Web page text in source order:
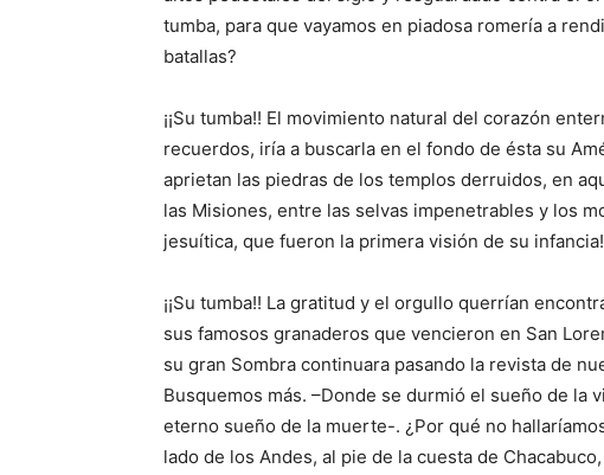
tumba, para que vayamos en piadosa romería a
batallas?
¡¡Su tumba!! El movimiento natural del corazón
recuerdos, iría a buscarla en el fondo de ésta su
aprietan las piedras de los templos derruidos, en
las Misiones, entre las selvas impenetrables y los
jesuítica, que fueron la primera visión de su infancia!
¡¡Su tumba!! La gratitud y el orgullo querrían
sus famosos granaderos que vencieron en San
su gran Sombra continuara pasando la revista de
Busquemos más. –Donde se durmió el sueño de la
eterno sueño de la muerte-. ¿Por qué no
lado de los Andes, al pie de la cuesta de